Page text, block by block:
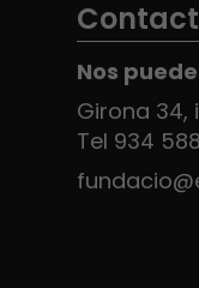
Nos
Girona 34,
Tel 934